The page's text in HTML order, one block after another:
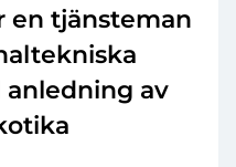
en tjänsteman
av